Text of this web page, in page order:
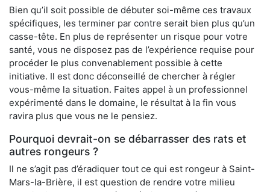
Bien qu’il soit possible de débuter soi-même ces travaux
spécifiques, les terminer par contre serait bien plus qu’un
casse-tête. En plus de représenter un risque pour votre
santé, vous ne disposez pas de l’expérience requise pour
procéder le plus convenablement possible à cette
initiative. Il est donc déconseillé de chercher à régler
vous-même la situation. Faites appel à un professionnel
expérimenté dans le domaine, le résultat à la fin vous
ravira plus que vous ne le pensiez.
Pourquoi devrait-on se débarrasser des rats et
autres rongeurs ?
Il ne s’agit pas d’éradiquer tout ce qui est rongeur à Saint-
Mars-la-Brière, il est question de rendre votre milieu